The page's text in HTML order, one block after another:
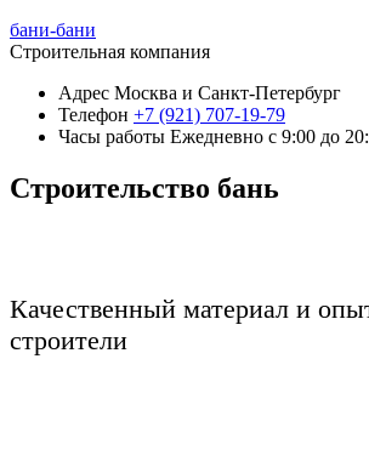
бани-бани
Строительная компания
Адрес Москва и Санкт-Петербург
Телефон +7 (921) 707-19-79
Часы работы Ежедневно с 9:00 до
Строительство бань
Качественный материал и
строители